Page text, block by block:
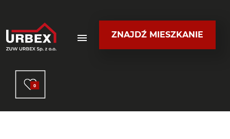
ZNAJDŹ MIESZKANIE
0